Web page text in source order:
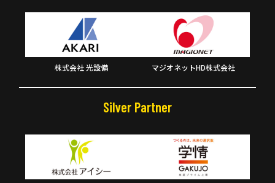
株式会社 光設備 マジオネットHD株式会社
Silver Partner